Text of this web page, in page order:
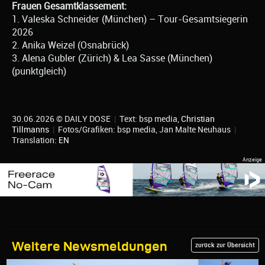
Frauen Gesamtklassement:
1. Valeska Schneider (München) – Tour-Gesamtsiegerin
2026
2. Anika Weizel (Osnabrück)
3. Alena Gubler (Zürich) & Lea Sasse (München)
(punktgleich)
30.06.2026 © DAILY DOSE | Text: bsp media, Christian
Tillmanns | Fotos/Grafiken: bsp media, Jan Malte Neuhaus |
Translation: EN
Weitere Newsmeldungen zurück zur Übersicht